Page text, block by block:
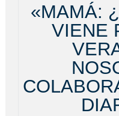
«MAMÁ:
VIENE